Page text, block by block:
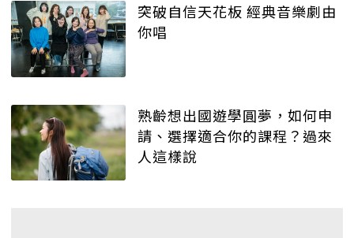
突破自信天花板 經典音樂劇由
你唱
熟齡想出國遊學圓夢，如何申
請、選擇適合你的課程？過來
人這樣說